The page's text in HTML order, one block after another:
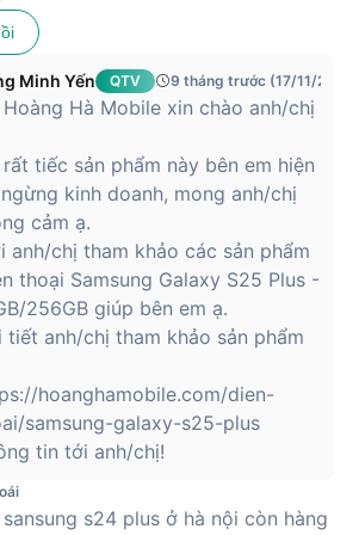
Plus được cho là sẽ có dung lượng pin
đủ sức hỗ trợ người dùng trong việc
hay sử dụng các ứng dụng khác suốt
dung lượng PIN lớn, thiết thực cho người
sẵn sàng mọi lúc.
S24 Plus với cụm camera
50MP
điện thoại Samsung Galaxy S24 Plus -
có độ phân giải lên đến 50MP, mang đến
sắc nét và chi tiết, giúp người dùng ghi
đáng nhớ với độ chân thực cao. Đèn
bị cũng sẽ hỗ trợ tốt trong việc chụp
thiếu sáng, giúp tạo ra những bức ảnh
hơn ngay cả trong bóng tối.
Plus có độ phân giải 12MP, đáp ứng
dùng, đặc biệt là những ai muốn thể
Minh Yến QTV 9 tháng trước (17/11/2025)
Hoàng Hà Mobile xin chào anh/chị
rất tiếc sản phẩm này bên em hiện
kinh doanh, mong anh/chị
cảm ạ.
anh/chị tham khảo các sản phẩm
thoại Samsung Galaxy S25 Plus -
256GB giúp bên em ạ.
tiết anh/chị tham khảo sản phẩm
hoanghamobile.com/dien-
samsung-galaxy-s25-plus
tin tới anh/chị!
s24 plus ở hà nội còn hàng